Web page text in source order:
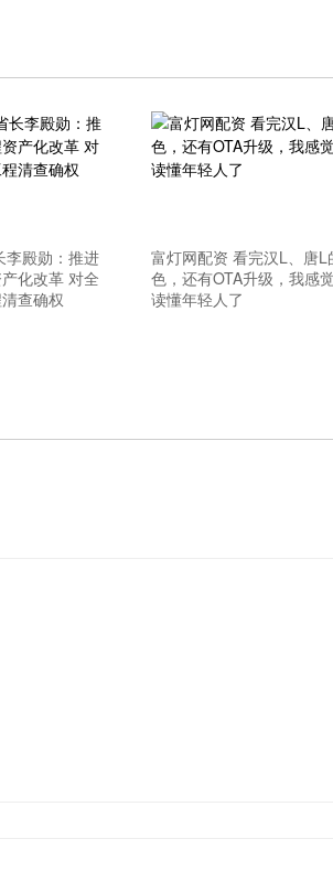
李殿勋：推进
化改革 对全
查确权
富灯网配资 看完汉L、唐L
色，还有OTA升级，我感
读懂年轻人了